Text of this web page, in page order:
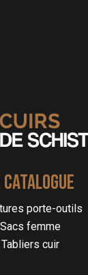
porte-outils
Sacs femme
Tabliers cuir